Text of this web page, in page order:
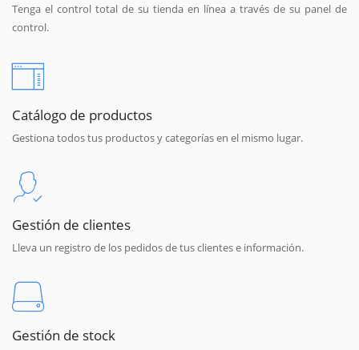
Tenga el control total de su tienda en línea a través de su panel de
control.
Catálogo de productos
Gestiona todos tus productos y categorías en el mismo lugar.
Gestión de clientes
Lleva un registro de los pedidos de tus clientes e información.
Gestión de stock